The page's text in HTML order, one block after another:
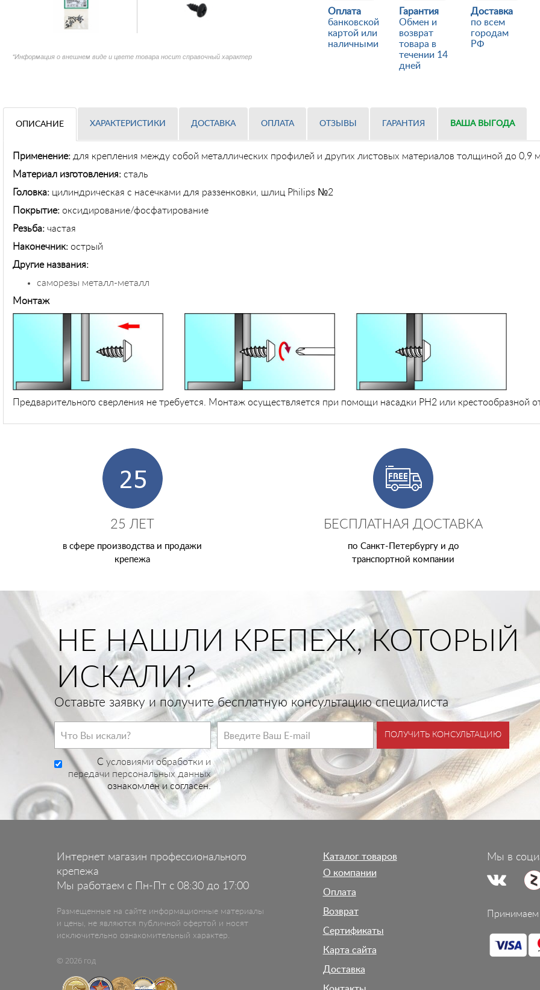
*Информация о внешнем виде и цвете товара носит справочный характер
Оплата
банковской
картой или
наличными
Гарантия
Обмен и
возврат
товара в
течении 14
дней
Доставка
по всем
городам
РФ
ОПИСАНИЕ ХАРАКТЕРИСТИКИ ДОСТАВКА ОПЛАТА ОТЗЫВЫ ГАРАНТИЯ ВАША ВЫГОДА
Применение: для крепления между собой металлических профилей и других листовых материалов толщиной до 0,9
Материал изготовления: сталь
Головка: цилиндрическая с насечками для раззенковки, шлиц Philips №2
Покрытие: оксидирование/фосфатирование
Резьба: частая
Наконечник: острый
Другие названия:
саморезы металл-металл
Монтаж
Предварительного сверления не требуется. Монтаж осуществляется при помощи насадки PH2 или крестообразной
25 ЛЕТ
в сфере производства и продажи
крепежа
БЕСПЛАТНАЯ ДОСТАВКА
по Санкт-Петербургу и до
транспортной компании
НЕ НАШЛИ КРЕПЕЖ, КОТОРЫЙ
ИСКАЛИ?
Оставьте заявку и получите бесплатную консультацию специалиста
C условиями обработки и
передачи персональных данных
ознакомлен и согласен.
ПОЛУЧИТЬ КОНСУЛЬТАЦИЮ
Интернет магазин профессионального
крепежа
Мы работаем с Пн-Пт с 08:30 до 17:00
Размещенные на сайте информационные материалы
и цены, не являются публичной офертой и носят
исключительно ознакомительный характер.
© 2026 год
Каталог товаров
О компании
Оплата
Возврат
Сертификаты
Карта сайта
Доставка
Мы в